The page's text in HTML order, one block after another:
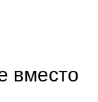
вместо